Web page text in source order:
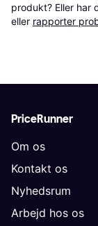
produkt? Eller har
eller rapporter
PriceRunner
Om os
Kontakt os
Nyhedsrum
Arbejd hos os